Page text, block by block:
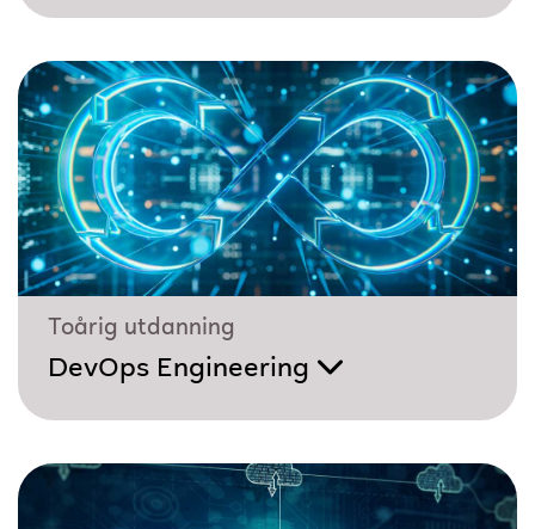
Toårig utdanning
DevOps Engineering